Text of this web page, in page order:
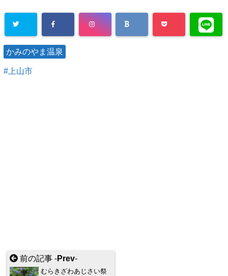
かみのやま温泉
上山市
前の記事 -Prev-
むらきざわあじさい祭